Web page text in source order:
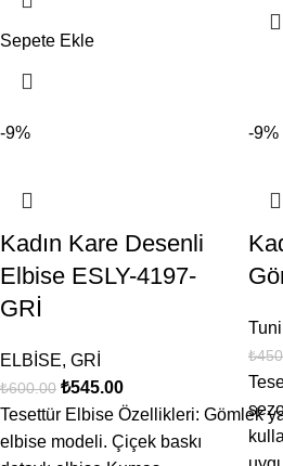
Sepete Ekle
-9%
Kadın Kare Desenli
Elbise ESLY-4197-
GRİ
ELBİSE, GRİ
₺600.00 ₺545.00
Tesettür Elbise Özellikleri: Gömlek
elbise modeli. Çiçek baskı
-9%
₺